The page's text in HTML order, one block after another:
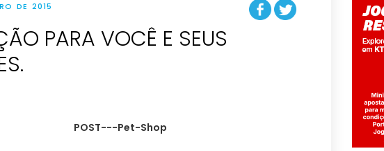
DE 2015
PARA VOCÊ E SEUS